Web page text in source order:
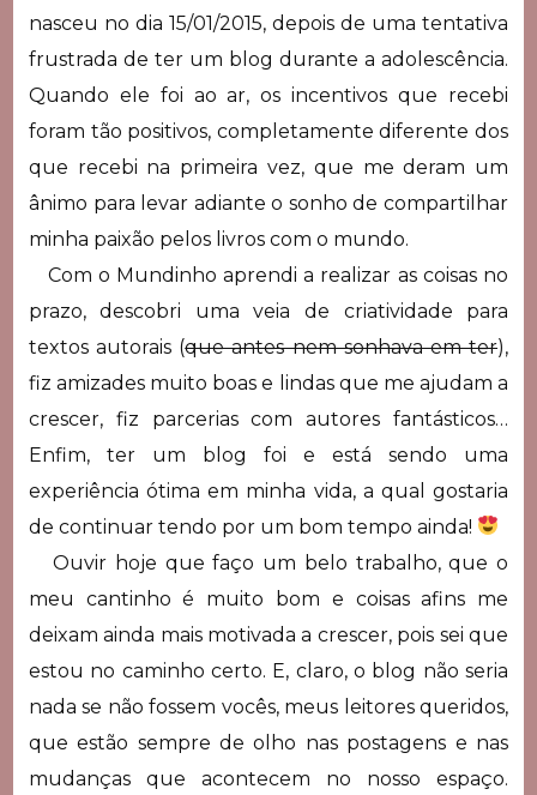
nasceu no dia 15/01/2015, depois de uma tentativa
frustrada de ter um blog durante a adolescência.
Quando ele foi ao ar, os incentivos que recebi
foram tão positivos, completamente diferente dos
que recebi na primeira vez, que me deram um
ânimo para levar adiante o sonho de compartilhar
minha paixão pelos livros com o mundo.
Com o Mundinho aprendi a realizar as coisas no
prazo, descobri uma veia de criatividade para
textos autorais (que antes nem sonhava em ter),
fiz amizades muito boas e lindas que me ajudam a
crescer, fiz parcerias com autores fantásticos…
Enfim, ter um blog foi e está sendo uma
experiência ótima em minha vida, a qual gostaria
de continuar tendo por um bom tempo ainda!
Ouvir hoje que faço um belo trabalho, que o
meu cantinho é muito bom e coisas afins me
deixam ainda mais motivada a crescer, pois sei que
estou no caminho certo. E, claro, o blog não seria
nada se não fossem vocês, meus leitores queridos,
que estão sempre de olho nas postagens e nas
mudanças que acontecem no nosso espaço.